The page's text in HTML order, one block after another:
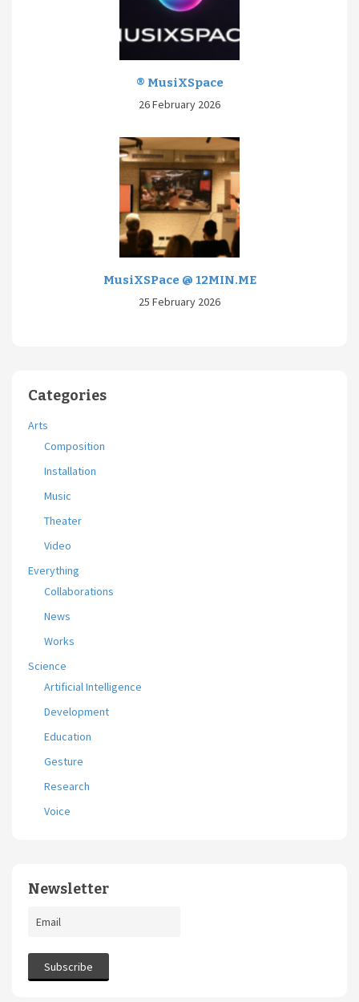
® MusiXSpace
26 February 2026
MusiXSPace @ 12MIN.ME
25 February 2026
Categories
Arts
Composition
Installation
Music
Theater
Video
Everything
Collaborations
News
Works
Science
Artificial Intelligence
Development
Education
Gesture
Research
Voice
Newsletter